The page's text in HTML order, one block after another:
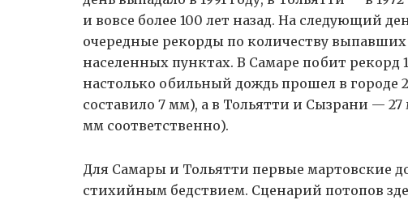
и вовсе более 100 лет назад. На следующий
очередные рекорды по количеству выпавших
населенных пунктах. В Самаре побит рекорд
настолько обильный дождь прошел в городе
составило 7 мм), а в Тольятти и Сызрани —
мм соответственно).
Для Самары и Тольятти первые мартовские
стихийным бедствием. Сценарий потопов